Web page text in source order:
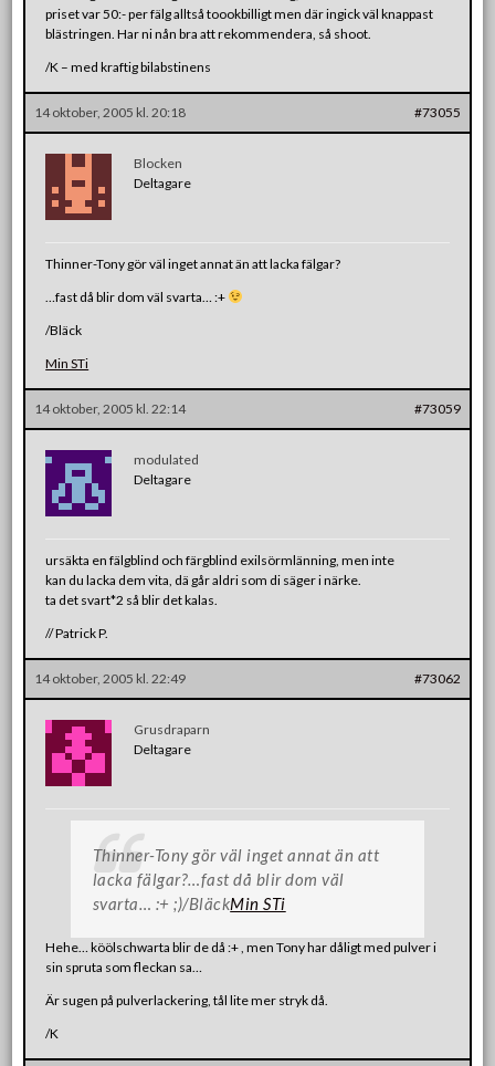
priset var 50:- per fälg alltså toookbilligt men där ingick väl knappast
blästringen. Har ni nån bra att rekommendera, så shoot.
/K – med kraftig bilabstinens
14 oktober, 2005 kl. 20:18 #73055
Blocken
Deltagare
Thinner-Tony gör väl inget annat än att lacka fälgar?
…fast då blir dom väl svarta… :+
/Bläck
Min STi
14 oktober, 2005 kl. 22:14 #73059
modulated
Deltagare
ursäkta en fälgblind och färgblind exilsörmlänning, men inte
kan du lacka dem vita, dä går aldri som di säger i närke.
ta det svart*2 så blir det kalas.
// Patrick P.
14 oktober, 2005 kl. 22:49 #73062
Grusdraparn
Deltagare
Thinner-Tony gör väl inget annat än att
lacka fälgar?…fast då blir dom väl
svarta… :+ ;)/BläckMin STi
Hehe… köölschwarta blir de då :+ , men Tony har dåligt med pulver i
sin spruta som fleckan sa…
Är sugen på pulverlackering, tål lite mer stryk då.
/K